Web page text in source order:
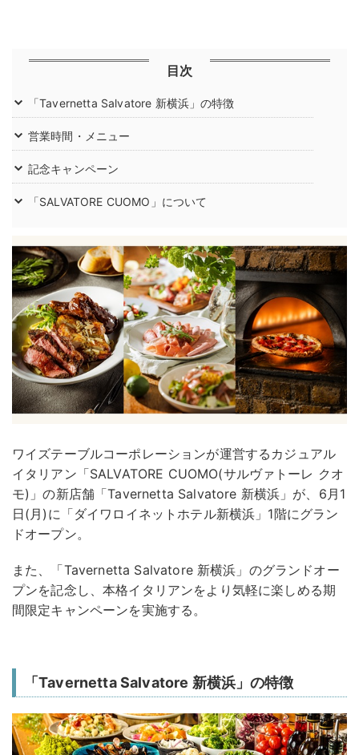
目次
「Tavernetta Salvatore 新横浜」の特徴
営業時間・メニュー
記念キャンペーン
「SALVATORE CUOMO」について
ワイズテーブルコーポレーションが運営するカジュアル
イタリアン「SALVATORE CUOMO(サルヴァトーレ クオ
モ)」の新店舗「Tavernetta Salvatore 新横浜」が、6月1
日(月)に「ダイワロイネットホテル新横浜」1階にグラン
ドオープン。
また、「Tavernetta Salvatore 新横浜」のグランドオー
プンを記念し、本格イタリアンをより気軽に楽しめる期
間限定キャンペーンを実施する。
「Tavernetta Salvatore 新横浜」の特徴